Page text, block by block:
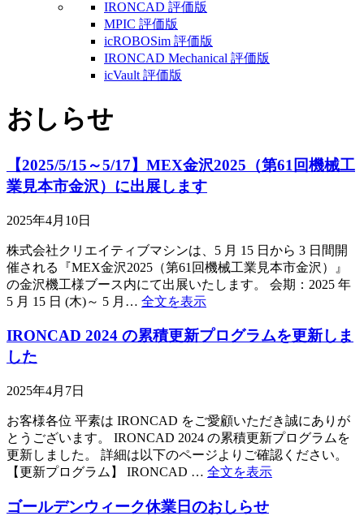
IRONCAD 評価版
MPIC 評価版
icROBOSim 評価版
IRONCAD Mechanical 評価版
icVault 評価版
おしらせ
【2025/5/15～5/17】MEX金沢2025（第61回機械工
業見本市金沢）に出展します
2025年4月10日
株式会社クリエイティブマシンは、5 月 15 日から 3 日間開
催される『MEX金沢2025（第61回機械工業見本市金沢）』
の金沢機工様ブース内にて出展いたします。 会期：2025 年
5 月 15 日 (木)～ 5 月… 全文を表示
IRONCAD 2024 の累積更新プログラムを更新しま
した
2025年4月7日
お客様各位 平素は IRONCAD をご愛顧いただき誠にありが
とうございます。 IRONCAD 2024 の累積更新プログラムを
更新しました。 詳細は以下のページよりご確認ください。
【更新プログラム】 IRONCAD … 全文を表示
ゴールデンウィーク休業日のおしらせ